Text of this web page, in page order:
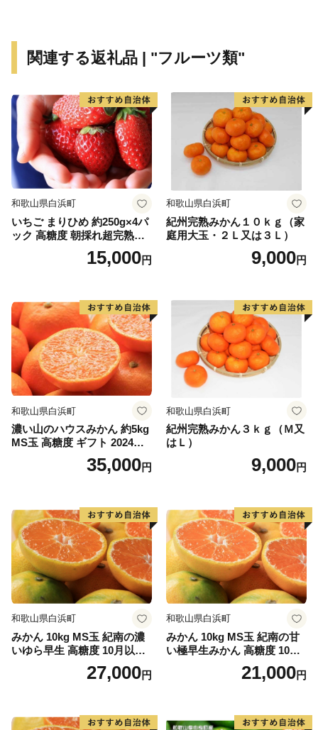
関連する返礼品 | "フルーツ類"
和歌山県白浜町
いちご まりひめ 約250g×4パ
ック 高糖度 朝採れ超完熟ま
りひめ 1月以降発送分
15,000円
和歌山県白浜町
紀州完熟みかん１０ｋｇ（家
庭用大玉・２Ｌ又は３Ｌ）
9,000円
和歌山県白浜町
濃い山のハウスみかん 約5kg
MS玉 高糖度 ギフト 2024年7
35,000円
和歌山県白浜町
紀州完熟みかん３ｋｇ（Ｍ又
はＬ）
9,000円
和歌山県白浜町
みかん 10kg MS玉 紀南の濃
いゆら早生 高糖度 10月以降
発送 マルチ被覆栽培27,000円
和歌山県白浜町
みかん 10kg MS玉 紀南の甘
い極早生みかん 高糖度 10月
以降発送 マルチ被覆栽培
21,000円